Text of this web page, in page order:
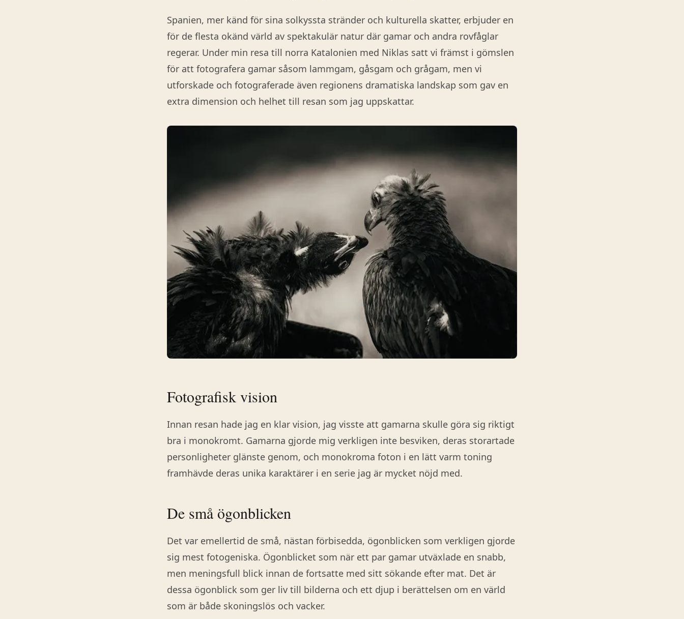
Spanien, mer känd för sina solkyssta stränder och kulturella skatter, erbjuder en
för de flesta okänd värld av spektakulär natur där gamar och andra rovfåglar
regerar. Under min resa till norra Katalonien med Niklas satt vi främst i gömslen
för att fotografera gamar såsom lammgam, gåsgam och grågam, men vi
utforskade och fotograferade även regionens dramatiska landskap som gav en
extra dimension och helhet till resan som jag uppskattar.
Fotografisk vision
Innan resan hade jag en klar vision, jag visste att gamarna skulle göra sig riktigt
bra i monokromt. Gamarna gjorde mig verkligen inte besviken, deras storartade
personligheter glänste genom, och monokroma foton i en lätt varm toning
framhävde deras unika karaktärer i en serie jag är mycket nöjd med.
De små ögonblicken
Det var emellertid de små, nästan förbisedda, ögonblicken som verkligen gjorde
sig mest fotogeniska. Ögonblicket som när ett par gamar utväxlade en snabb,
men meningsfull blick innan de fortsatte med sitt sökande efter mat. Det är
dessa ögonblick som ger liv till bilderna och ett djup i berättelsen om en värld
som är både skoningslös och vacker.